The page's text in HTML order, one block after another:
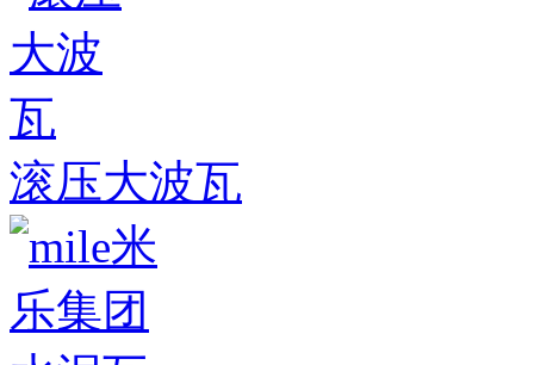
滚压大波瓦